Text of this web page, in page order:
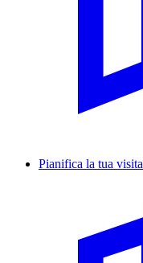
Pianifica la tua visita